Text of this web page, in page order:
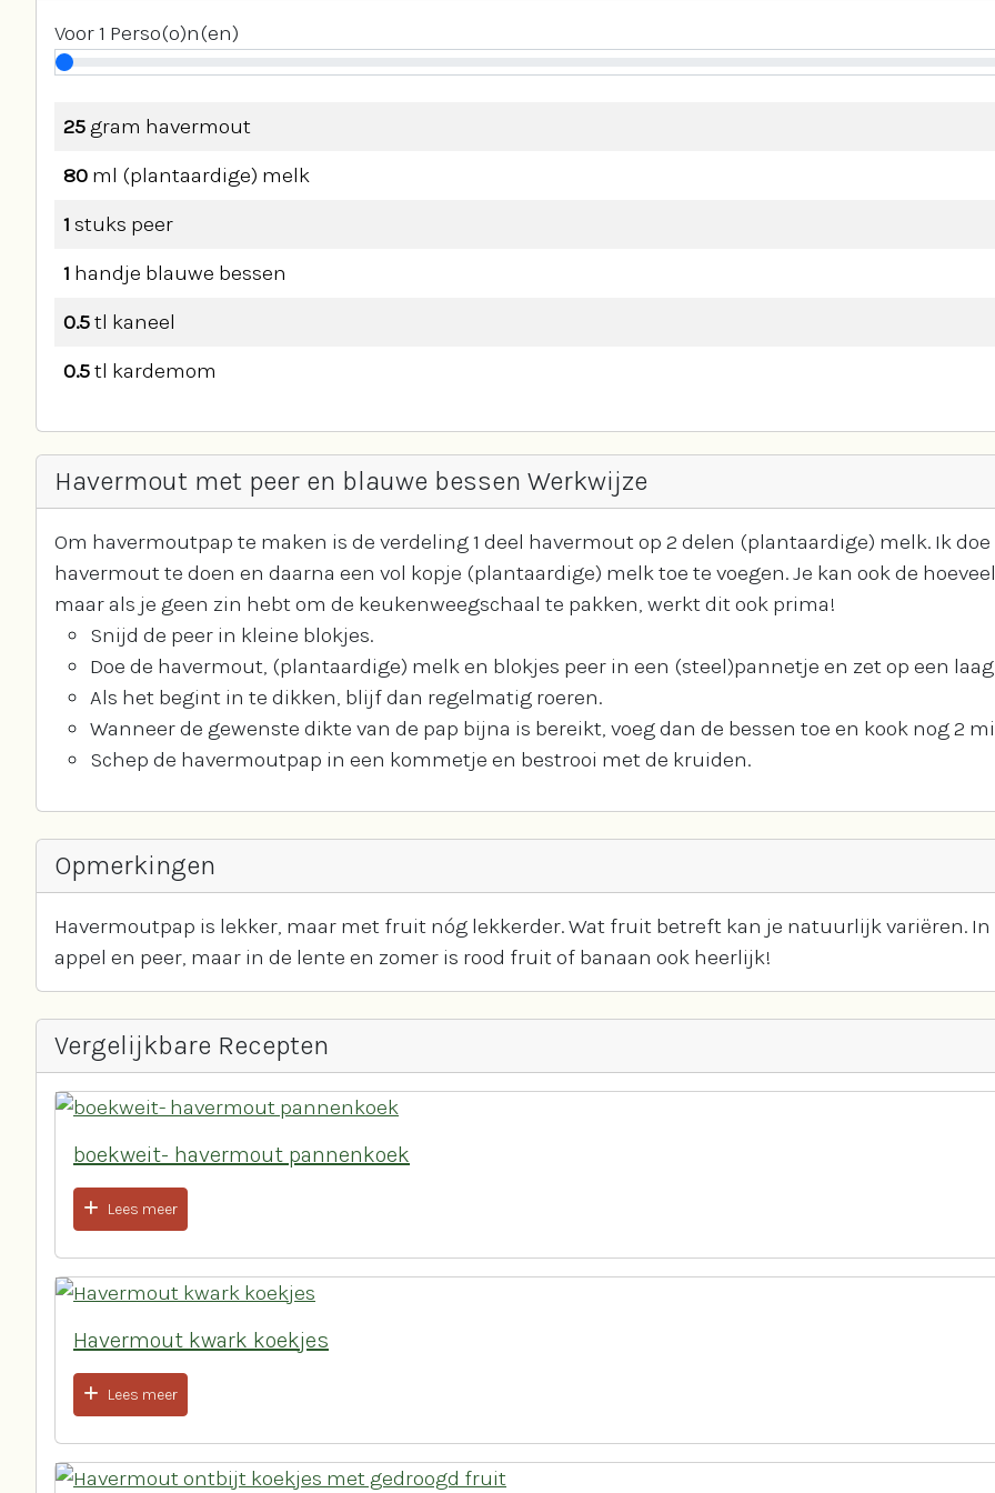
Voor1 Perso(o)n(en)
25 gram havermout
80 ml (plantaardige) melk
1 stuks peer
1 handje blauwe bessen
0.5tl kaneel
0.5tl kardemom
Havermout met peer en blauwe bessen Werkwijze
Om havermoutpap te maken is de verdeling 1 deel havermout op 2 delen (plantaardige) melk. Ik
havermout te doen en daarna een vol kopje (plantaardige) melk toe te voegen. Je kan ook de
maar als je geen zin hebt om de keukenweegschaal te pakken, werkt dit ook prima!
Snijd de peer in kleine blokjes.
Doe de havermout, (plantaardige) melk en blokjes peer in een (steel)pannetje en zet op een
Als het begint in te dikken, blijf dan regelmatig roeren.
Wanneer de gewenste dikte van de pap bijna is bereikt, voeg dan de bessen toe en kook nog 2
Schep de havermoutpap in een kommetje en bestrooi met de kruiden.
Opmerkingen
Havermoutpap is lekker, maar met fruit nóg lekkerder. Wat fruit betreft kan je natuurlijk variëren.
appel en peer, maar in de lente en zomer is rood fruit of banaan ook heerlijk!
Vergelijkbare Recepten
boekweit- havermout pannenkoek
Lees meer
Havermout kwark koekjes
Lees meer